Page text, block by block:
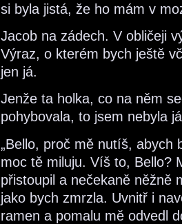
si byla jistá, že ho mám v
Jacob na zádech. V obličeji
Výraz, o kterém bych ještě
jen já.
Jenže ta holka, co na něm
pohybovala, to jsem nebyla
„Bello, proč mě nutíš, abych
moc tě miluju. Víš to, Bello?
přistoupil a nečekaně něžně
jako bych zmrzla. Uvnitř i
ramen a pomalu mě odvedl